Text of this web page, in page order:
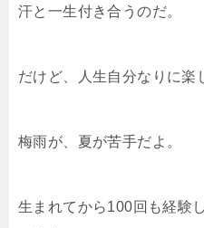
汗と一生付き合うのだ。
だけど、人生自分なりに楽
梅雨が、夏が苦手だよ。
生まれてから100回も経験